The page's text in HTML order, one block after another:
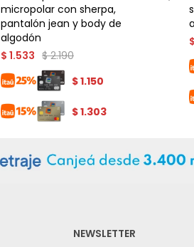
micropolar con sherpa,
pantalón jean y body de
algodón
$ 1.533 $ 2.190
$1.150
$1.303
$
NEWSLETTER